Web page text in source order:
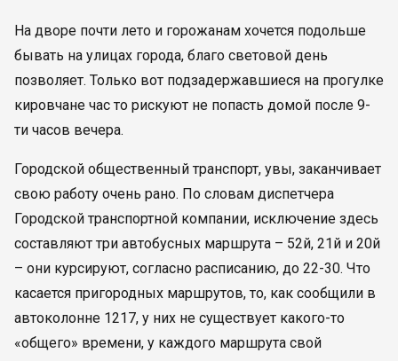
На дворе почти лето и горожанам хочется подольше
бывать на улицах города, благо световой день
позволяет. Только вот подзадержавшиеся на прогулке
кировчане час то рискуют не попасть домой после 9-
ти часов вечера.
Городской общественный транспорт, увы, заканчивает
свою работу очень рано. По словам диспетчера
Городской транспортной компании, исключение здесь
составляют три автобусных маршрута – 52й, 21й и 20й
– они курсируют, согласно расписанию, до 22-30. Что
касается пригородных маршрутов, то, как сообщили в
автоколонне 1217, у них не существует какого-то
«общего» времени, у каждого маршрута свой